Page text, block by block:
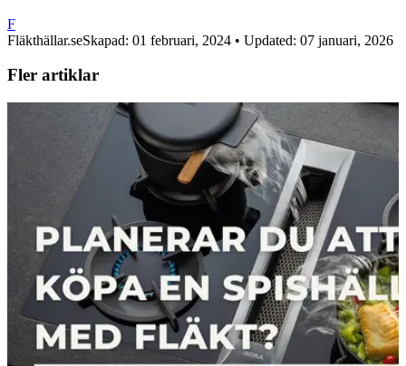
F
Fläkthällar.seSkapad: 01 februari, 2024 • Updated: 07 januari, 2026
Fler artiklar